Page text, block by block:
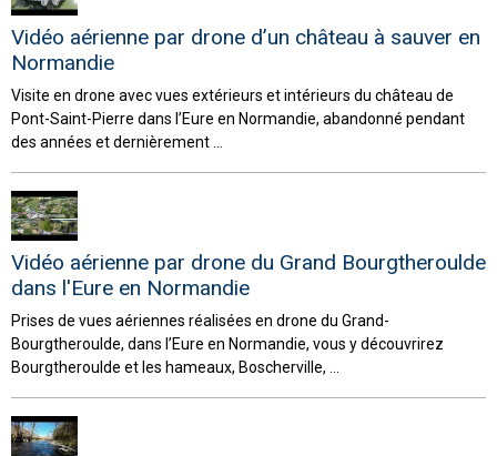
Vidéo aérienne par drone d’un château à sauver en
Normandie
Visite en drone avec vues extérieurs et intérieurs du château de
Pont-Saint-Pierre dans l’Eure en Normandie, abandonné pendant
des années et dernièrement ...
Vidéo aérienne par drone du Grand Bourgtheroulde
dans l'Eure en Normandie
Prises de vues aériennes réalisées en drone du Grand-
Bourgtheroulde, dans l’Eure en Normandie, vous y découvrirez
Bourgtheroulde et les hameaux, Boscherville, ...